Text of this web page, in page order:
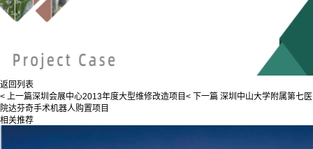
返回列表
< 上一篇深圳会展中心2013年度大型维修改造项目 < 下一篇 深圳中山大学附属第七医
院达芬奇手术机器人购置项目
相关推荐